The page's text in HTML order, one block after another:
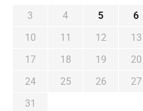
3
4 5 6
10
11 12 13
17
18 19 20
24
25 26 27
31